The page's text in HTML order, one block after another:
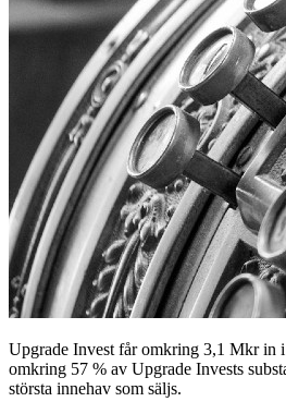
Upgrade Invest får omkring 3,1 Mkr in
omkring 57 % av Upgrade Invests
största innehav som säljs.